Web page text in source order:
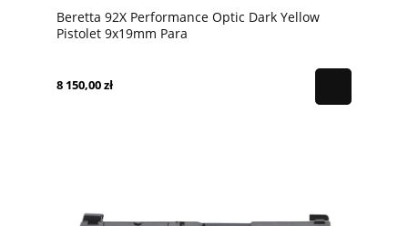
Beretta 92X Performance Optic Dark Yellow
Pistolet 9x19mm Para
8 150,00 zł